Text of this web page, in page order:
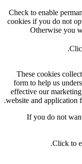
Check to enable
cookies if you do
Otherwise
These cookies
form to help us
effective our
website and
If you do